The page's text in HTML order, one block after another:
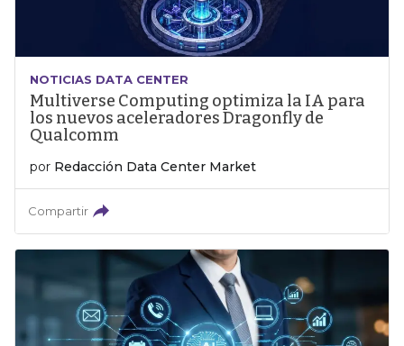
NOTICIAS DATA CENTER
Multiverse Computing optimiza la IA para
los nuevos aceleradores Dragonfly de
Qualcomm
por Redacción Data Center Market
Compartir